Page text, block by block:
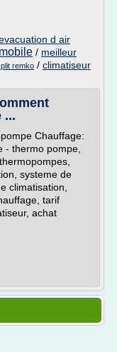
d air
/ meilleur
remko / climatiseur
...
Chauffage:
- thermo pompe,
systeme de
climatisation,
tarif
achat